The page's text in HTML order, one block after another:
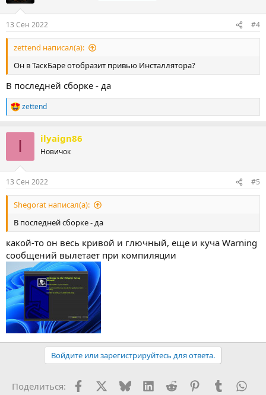
13 Сен 2022 #4
zettend написал(а):
Он в ТаскБаре отобразит привью Инсталлятора?
В последней сборке - да
Р
е
zettend
I ilyaign86
Новичок
13 Сен 2022 #5
Shegorat написал(а):
В последней сборке - да
какой-то он весь кривой и глючный, еще и куча Warning
сообщений вылетает при компиляции
Войдите или зарегистрируйтесь для ответа.
Поделиться: FacebookX (Twitter)
BlueskyLinkedInReddit PinterestTumblr